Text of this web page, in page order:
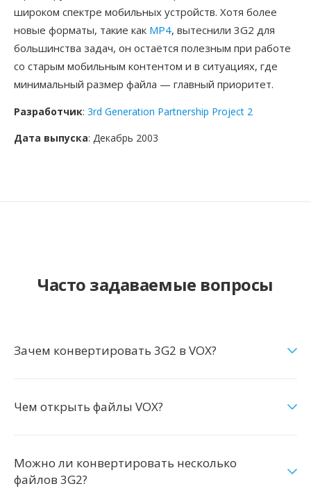
широком спектре мобильных устройств. Хотя более
новые форматы, такие как MP4, вытеснили 3G2 для
большинства задач, он остаётся полезным при работе
со старым мобильным контентом и в ситуациях, где
минимальный размер файла — главный приоритет.
Разработчик: 3rd Generation Partnership Project 2
Дата выпуска: Декабрь 2003
Часто задаваемые вопросы
Зачем конвертировать 3G2 в VOX?
Чем открыть файлы VOX?
Можно ли конвертировать несколько
файлов 3G2?